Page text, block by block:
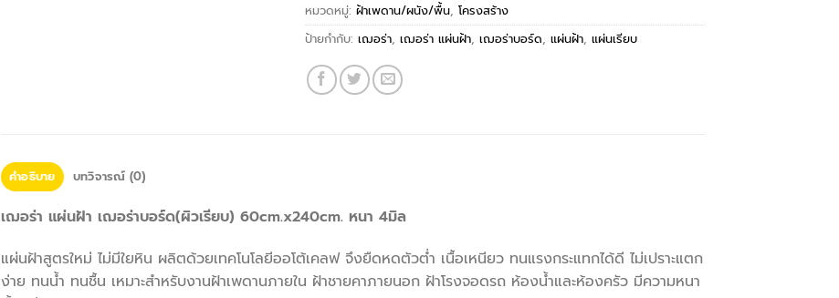
หมวดหมู่:ฝ้าเพดาน/ผนัง/พื้น,โครงสร้าง
ป้ายกำกับ:เฌอร่า,เฌอร่า แผ่นฝ้า,เฌอร่าบอร์ด,แผ่นฝ้า,แผ่นเรียบ
คำอธิบาย บทวิจารณ์ (0)
เฌอร่า แผ่นฝ้า เฌอร่าบอร์ด(ผิวเรียบ) 60cm.x240cm. หนา 4มิล
แผ่นฝ้าสูตรใหม่ ไม่มีใยหิน ผลิตด้วยเทคโนโลยีออโต้เคลฟ จึงยืดหดตัวต่ำ เนื้อเหนียว ทนแรงกระแทกได้ดี ไม่เปราะแตก
ง่าย ทนน้ำ ทนชื้น เหมาะสำหรับงานฝ้าเพดานภายใน ฝ้าชายคาภายนอก ฝ้าโรงจอดรถ ห้องน้ำและห้องครัว มีความหนา